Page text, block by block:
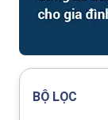
BỘ LỌC